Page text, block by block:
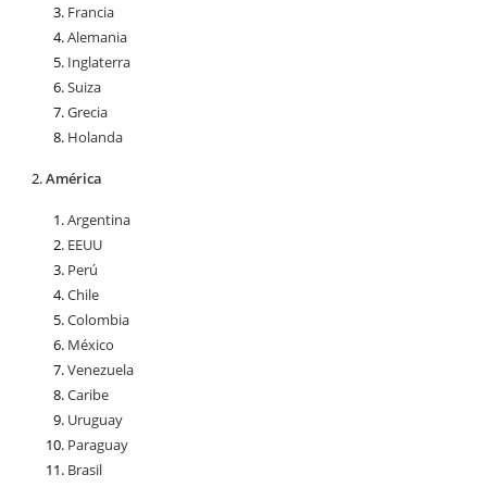
Francia
Alemania
Inglaterra
Suiza
Grecia
Holanda
América
Argentina
EEUU
Perú
Chile
Colombia
México
Venezuela
Caribe
Uruguay
Paraguay
Brasil